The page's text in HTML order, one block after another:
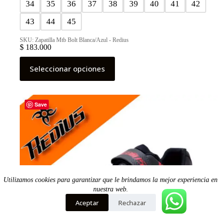
Utilizamos cookies para garantizar que le brindamos la mejor experiencia en
nuestra web.
Aceptar Rechazar
34 35 36 37 38 39 40 41
42
43
44 45
SKU: Zapatilla Mtb Bolt Blanca/Azul - Redius
$ 183.000
Seleccionar opciones
Este
producto
tiene
variantes.
Las
opciones
elegir
en
página
producto
Save